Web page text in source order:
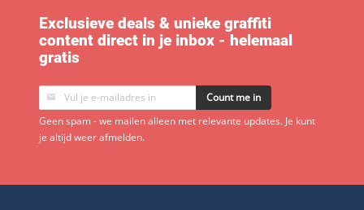
Exclusieve deals & unieke graffiti
content direct in je inbox - helemaal
gratis
Count me in
Geen spam - we mailen alleen met relevante updates. Je kunt
je altijd weer afmelden.